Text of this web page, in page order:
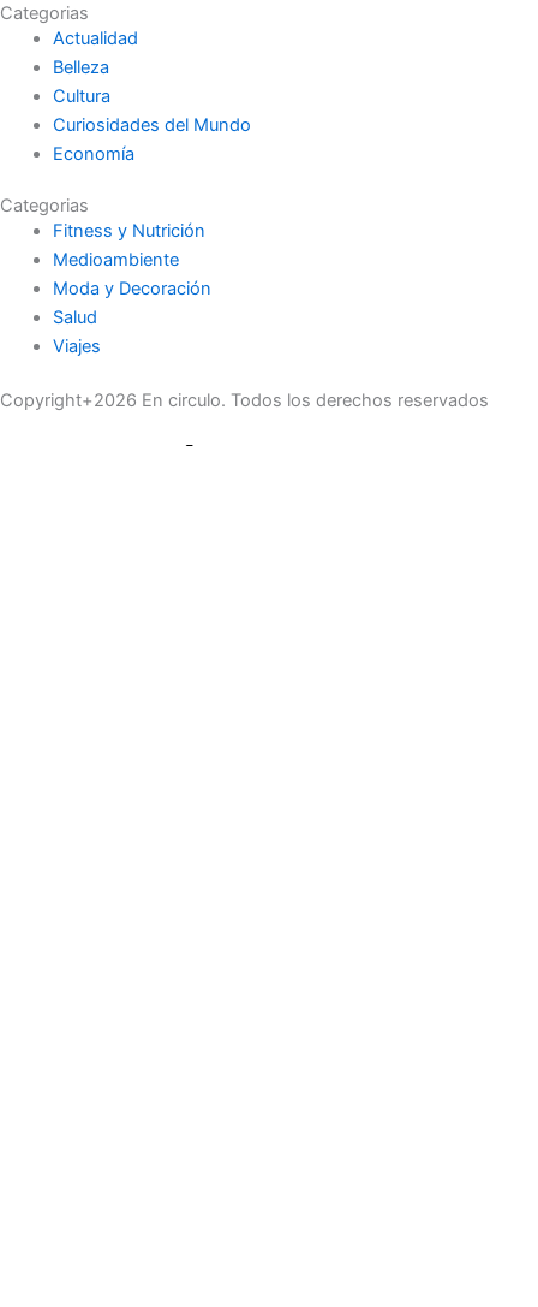
Categorias
Actualidad
Belleza
Cultura
Curiosidades del Mundo
Economía
Categorias
Fitness y Nutrición
Medioambiente
Moda y Decoración
Salud
Viajes
Copyright+2026 En circulo. Todos los derechos reservados